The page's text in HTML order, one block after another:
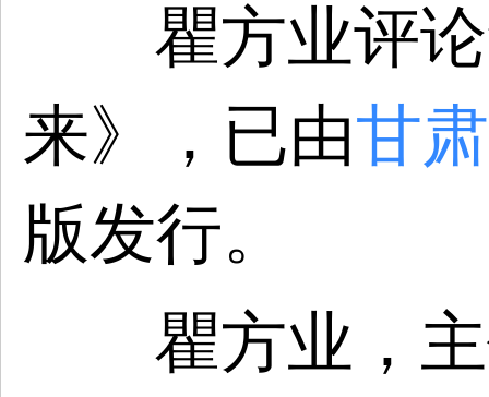
瞿方业评
来》，已由甘肃
版发行。
瞿方业，